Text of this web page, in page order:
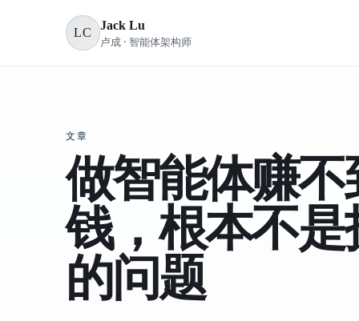
LC
Jack Lu
卢成 · 智能体架构师
文章
做智能体赚不
钱，根本不是
的问题